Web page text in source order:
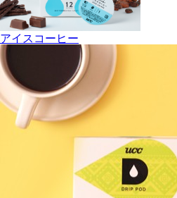
アイスコーヒー